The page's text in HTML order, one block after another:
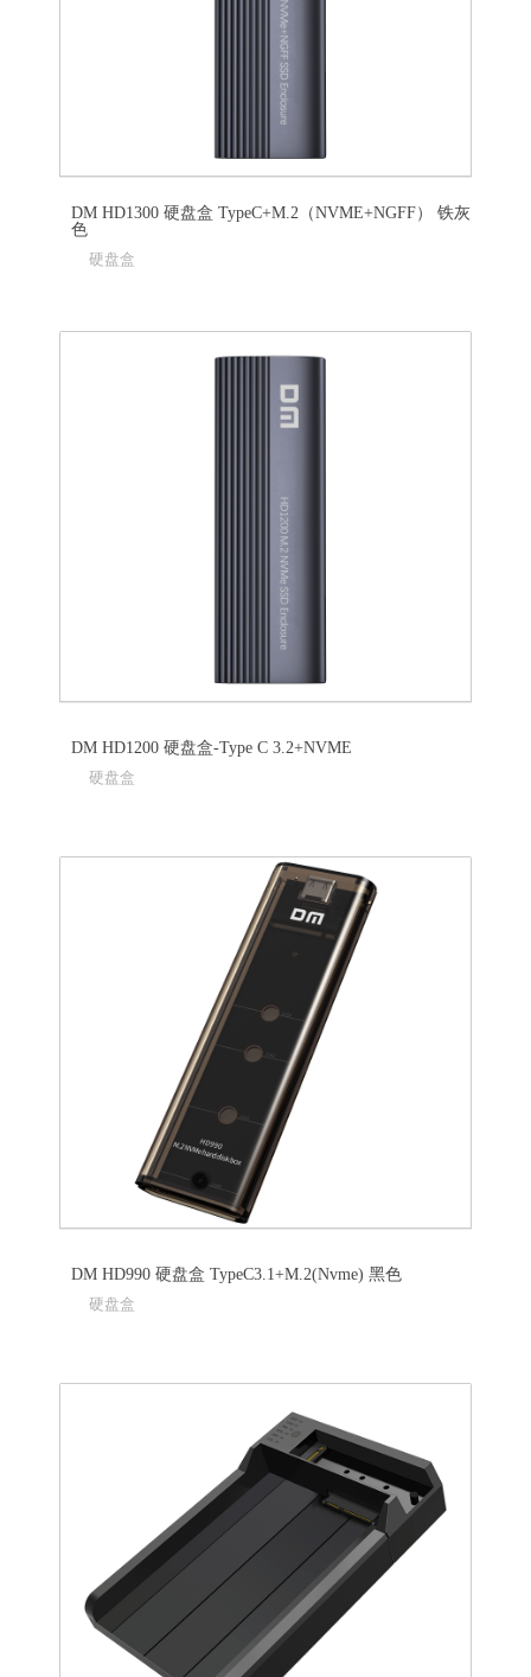
DM HD1300 硬盘盒 TypeC+M.2（NVME+NGFF） 铁灰
色
硬盘盒
DM HD1200 硬盘盒-Type C 3.2+NVME
硬盘盒
DM HD990 硬盘盒 TypeC3.1+M.2(Nvme) 黑色
硬盘盒